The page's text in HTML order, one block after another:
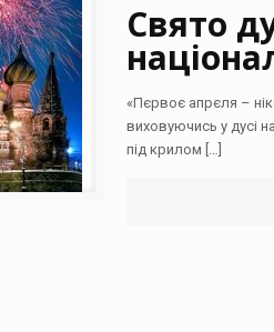
Свято
«Пєрвоє апрєля –
виховуючись у дусі
під крилом […]